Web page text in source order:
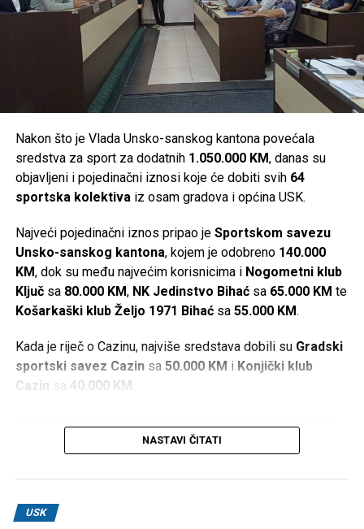
Mail
Nakon što je Vlada Unsko-sanskog kantona povećala
sredstva za sport za dodatnih 1.050.000 KM, danas su
objavljeni i pojedinačni iznosi koje će dobiti svih 64
sportska kolektiva iz osam gradova i općina USK.
Najveći pojedinačni iznos pripao je Sportskom savezu
Unsko-sanskog kantona, kojem je odobreno 140.000
KM, dok su među najvećim korisnicima i Nogometni klub
Ključsa 80.000 KM, NK Jedinstvo Bihaćsa 65.000 KM te
Košarkaški klub Željo 1971 Bihaćsa 55.000 KM.
Kada je riječ o Cazinu, najviše sredstava dobili su Gradski
sportski savez Cazinsa 50.000 KM i Konjički klub
Cazin sa 40.000 KM
iznosa, u dostupnim informacijama nisu navedeni kriteriji
pojedini sportski kolektiv.
NASTAVI ČITATI
USK